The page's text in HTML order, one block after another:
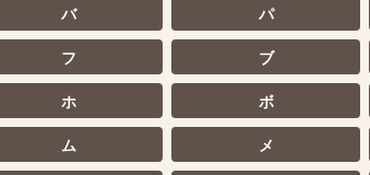
バ パ
フ ブ
ホ ボ
ム メ